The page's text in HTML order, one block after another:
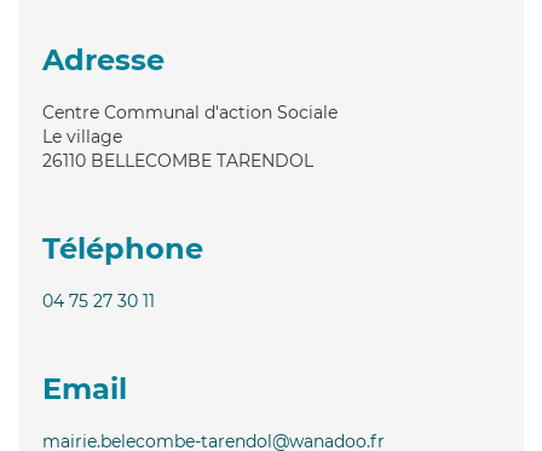
Adresse
Centre Communal d'action Sociale
Le village
26110 BELLECOMBE TARENDOL
Téléphone
04 75 27 30 11
Email
mairie.belecombe-tarendol@wanadoo.fr